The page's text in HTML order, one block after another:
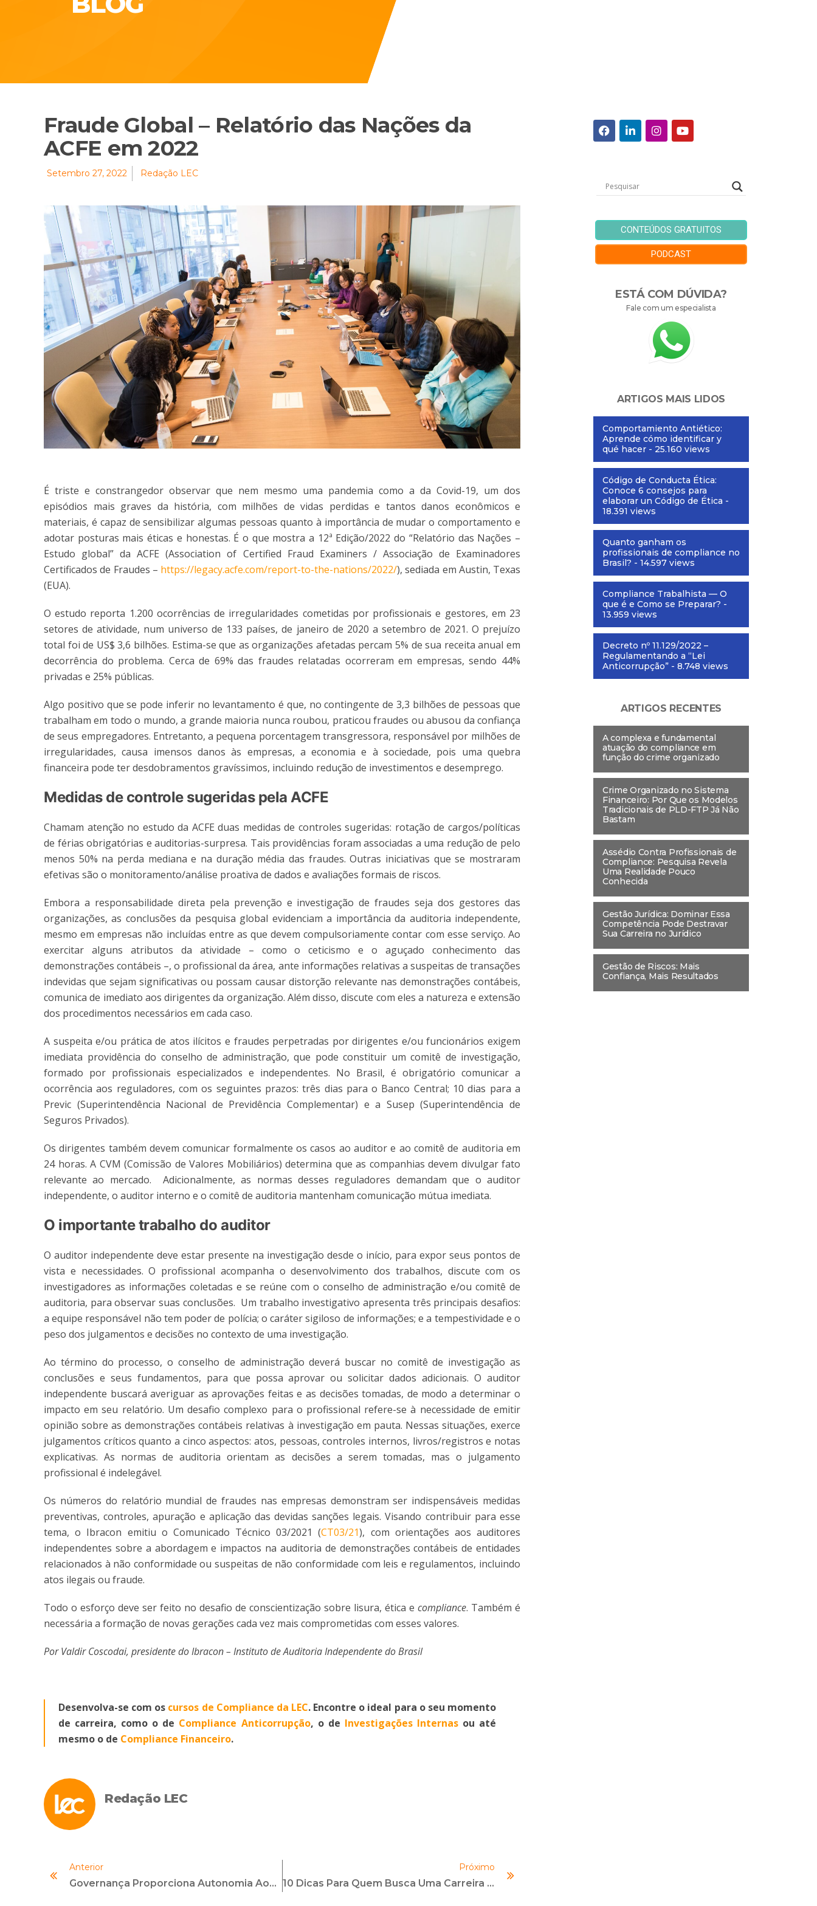
Fraude Global – Relatório das Nações da
ACFE em 2022
Setembro 27, 2022 Redação LEC
É triste e constrangedor observar que nem mesmo uma pandemia como a da Covid-19, um dos
episódios mais graves da história, com milhões de vidas perdidas e tantos danos econômicos e
materiais, é capaz de sensibilizar algumas pessoas quanto à importância de mudar o comportamento e
adotar posturas mais éticas e honestas. É o que mostra a 12ª Edição/2022 do “Relatório das Nações –
Estudo global” da ACFE (Association of Certified Fraud Examiners / Associação de Examinadores
Certificados de Fraudes – https://legacy.acfe.com/report-to-the-nations/2022/), sediada em Austin, Texas
(EUA).
O estudo reporta 1.200 ocorrências de irregularidades cometidas por profissionais e gestores, em 23
setores de atividade, num universo de 133 países, de janeiro de 2020 a setembro de 2021. O prejuízo
total foi de US$ 3,6 bilhões. Estima-se que as organizações afetadas percam 5% de sua receita anual em
decorrência do problema. Cerca de 69% das fraudes relatadas ocorreram em empresas, sendo 44%
privadas e 25% públicas.
Algo positivo que se pode inferir no levantamento é que, no contingente de 3,3 bilhões de pessoas que
trabalham em todo o mundo, a grande maioria nunca roubou, praticou fraudes ou abusou da confiança
de seus empregadores. Entretanto, a pequena porcentagem transgressora, responsável por milhões de
irregularidades, causa imensos danos às empresas, a economia e à sociedade, pois uma quebra
financeira pode ter desdobramentos gravíssimos, incluindo redução de investimentos e desemprego.
Medidas de controle sugeridas pela ACFE
Chamam atenção no estudo da ACFE duas medidas de controles sugeridas: rotação de cargos/políticas
de férias obrigatórias e auditorias-surpresa. Tais providências foram associadas a uma redução de pelo
menos 50% na perda mediana e na duração média das fraudes. Outras iniciativas que se mostraram
efetivas são o monitoramento/análise proativa de dados e avaliações formais de riscos.
Embora a responsabilidade direta pela prevenção e investigação de fraudes seja dos gestores das
organizações, as conclusões da pesquisa global evidenciam a importância da auditoria independente,
mesmo em empresas não incluídas entre as que devem compulsoriamente contar com esse serviço. Ao
exercitar alguns atributos da atividade – como o ceticismo e o aguçado conhecimento das
demonstrações contábeis –, o profissional da área, ante informações relativas a suspeitas de transações
indevidas que sejam significativas ou possam causar distorção relevante nas demonstrações contábeis,
comunica de imediato aos dirigentes da organização. Além disso, discute com eles a natureza e extensão
dos procedimentos necessários em cada caso.
A suspeita e/ou prática de atos ilícitos e fraudes perpetradas por dirigentes e/ou funcionários exigem
imediata providência do conselho de administração, que pode constituir um comitê de investigação,
formado por profissionais especializados e independentes. No Brasil, é obrigatório comunicar a
ocorrência aos reguladores, com os seguintes prazos: três dias para o Banco Central; 10 dias para a
Previc (Superintendência Nacional de Previdência Complementar) e a Susep (Superintendência de
Seguros Privados).
Os dirigentes também devem comunicar formalmente os casos ao auditor e ao comitê de auditoria em
24 horas. A CVM (Comissão de Valores Mobiliários) determina que as companhias devem divulgar fato
relevante ao mercado.
Adicionalmente, as normas desses reguladores demandam que o auditor
independente, o auditor interno e o comitê de auditoria mantenham comunicação mútua imediata.
O importante trabalho do auditor
O auditor independente deve estar presente na investigação desde o início, para expor seus pontos de
vista e necessidades. O profissional acompanha o desenvolvimento dos trabalhos, discute com os
investigadores as informações coletadas e se reúne com o conselho de administração e/ou comitê de
auditoria, para observar suas conclusões. Um trabalho investigativo apresenta três principais desafios:
a equipe responsável não tem poder de polícia; o caráter sigiloso de informações; e a tempestividade e o
peso dos julgamentos e decisões no contexto de uma investigação.
Ao término do processo, o conselho de administração deverá buscar no comitê de investigação as
conclusões e seus fundamentos, para que possa aprovar ou solicitar dados adicionais. O auditor
independente buscará averiguar as aprovações feitas e as decisões tomadas, de modo a determinar o
impacto em seu relatório. Um desafio complexo para o profissional refere-se à necessidade de emitir
opinião sobre as demonstrações contábeis relativas à investigação em pauta. Nessas situações, exerce
julgamentos críticos quanto a cinco aspectos: atos, pessoas, controles internos, livros/registros e notas
explicativas. As normas de auditoria orientam as decisões a serem tomadas, mas o julgamento
profissional é indelegável.
Os números do relatório mundial de fraudes nas empresas demonstram ser indispensáveis medidas
preventivas, controles, apuração e aplicação das devidas sanções legais. Visando contribuir para esse
tema, o Ibracon emitiu o Comunicado Técnico 03/2021 (CT03/21), com orientações aos auditores
independentes sobre a abordagem e impactos na auditoria de demonstrações contábeis de entidades
relacionados à não conformidade ou suspeitas de não conformidade com leis e regulamentos, incluindo
atos ilegais ou fraude.
Todo o esforço deve ser feito no desafio de conscientização sobre lisura, ética e compliance. Também é
necessária a formação de novas gerações cada vez mais comprometidas com esses valores.
Por Valdir Coscodai, presidente do Ibracon – Instituto de Auditoria Independente do Brasil
Desenvolva-se com os cursos de Compliance da LEC. Encontre o ideal para o seu momento
de carreira, como o de Compliance Anticorrupção, o de Investigações Internasou até
mesmo o de Compliance Financeiro.
Redação LEC
Anterior
Governança Proporciona Autonomia Aos Líderes Na Gestão De Riscos
Próximo
10 Dicas Para Quem Busca Uma Carreira Internacional Em Compliance
CONTEÚDOS GRATUITOS
PODCAST
ESTÁ COM DÚVIDA?
Fale com um especialista
ARTIGOS MAIS LIDOS
Comportamiento Antiético:
Aprende cómo identificar y
qué hacer - 25.160 views
Código de Conducta Ética:
Conoce 6 consejos para
elaborar un Código de Ética -
18.391 views
Quanto ganham os
profissionais de compliance no
Brasil? - 14.597 views
Compliance Trabalhista — O
que é e Como se Preparar? -
13.959 views
Decreto nº 11.129/2022 –
Regulamentando a “Lei
Anticorrupção” - 8.748 views
ARTIGOS RECENTES
A complexa e fundamental
atuação do compliance em
função do crime organizado
Crime Organizado no Sistema
Financeiro: Por Que os Modelos
Tradicionais de PLD-FTP Já Não
Bastam
Assédio Contra Profissionais de
Compliance: Pesquisa Revela
Uma Realidade Pouco
Conhecida
Gestão Jurídica: Dominar Essa
Competência Pode Destravar
Sua Carreira no Jurídico
Gestão de Riscos: Mais
Confiança, Mais Resultados